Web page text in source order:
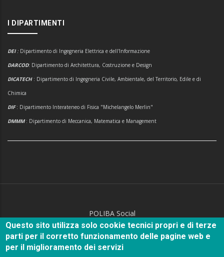
I DIPARTIMENTI
DEI : Dipartimento di Ingegneria Elettrica e dell'Informazione
DARCOD: Dipartimento di Architettura, Costruzione e Design
DICATECH : Dipartimento di Ingegneria Civile, Ambientale, del Territorio, Edile e di
Chimica
DIF: Dipartimento Interateneo di Fisica "Michelangelo Merlin"
DMMM: Dipartimento di Meccanica, Matematica e Management
POLIBA Social
Questo sito utilizza solo cookie tecnici propri e di terze
parti per il corretto funzionamento delle pagine web e
per il miglioramento dei servizi